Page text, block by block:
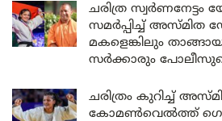
ചരിത്ര സ്വർണനേട്ടം
സമർപ്പിച്ച് അസ്മിത
മകളെങ്കിലും
സർക്കാരും
ചരിത്രം കുറിച്ച്
കോമൺവെൽത്ത്